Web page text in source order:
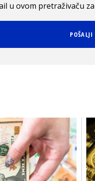
u ovom pretraživaču